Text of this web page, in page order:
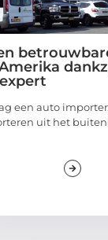
een auto
uit het